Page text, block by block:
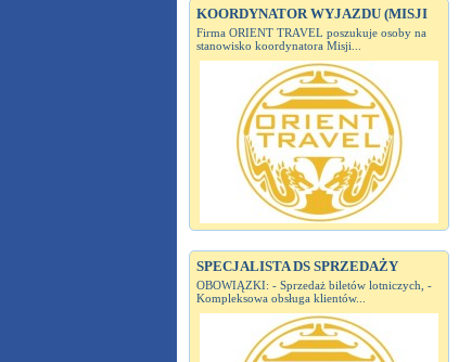
KOORDYNATOR WYJAZDU (MISJI
Firma ORIENT TRAVEL poszukuje osoby na
stanowisko koordynatora Misji...
SPECJALISTA DS SPRZEDAŻY
OBOWIĄZKI: - Sprzedaż biletów lotniczych, -
Kompleksowa obsługa klientów...